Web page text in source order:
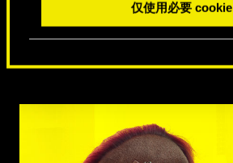
仅使用必要 cookie
1/7